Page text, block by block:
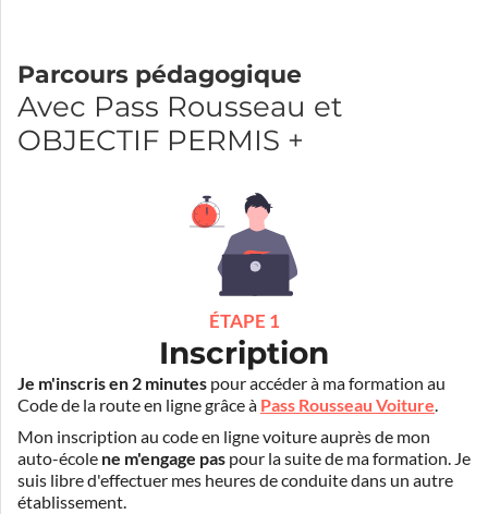
Parcours pédagogique
Avec Pass Rousseau et
OBJECTIF PERMIS +
ÉTAPE 1
Inscription
Je m'inscris en 2 minutes pour accéder à ma formation au
Code de la route en ligne grâce à Pass Rousseau Voiture.
Mon inscription au code en ligne voiture auprès de mon
auto-école ne m'engage pas pour la suite de ma formation. Je
suis libre d'effectuer mes heures de conduite dans un autre
établissement.